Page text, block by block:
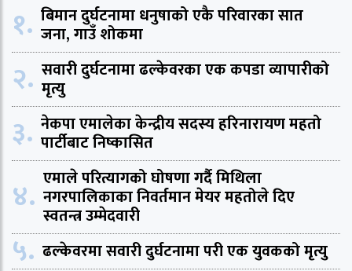
१. बिमान दुर्घटनामा धनुषाको एकै परिवारका सात
जना, गाउँ शोकमा
२. सवारी दुर्घटनामा ढल्केवरका एक कपडा व्यापारीको
मृत्यु
३. नेकपा एमालेका केन्द्रीय सदस्य हरिनारायण महतो
पार्टीबाट निष्कासित
४. एमाले परित्यागको घोषणा गर्दै मिथिला
नगरपालिकाका निवर्तमान मेयर महतोले दिए
स्वतन्त्र उम्मेदवारी
५. ढल्केवरमा सवारी दुर्घटनामा परी एक युवकको मृत्यु